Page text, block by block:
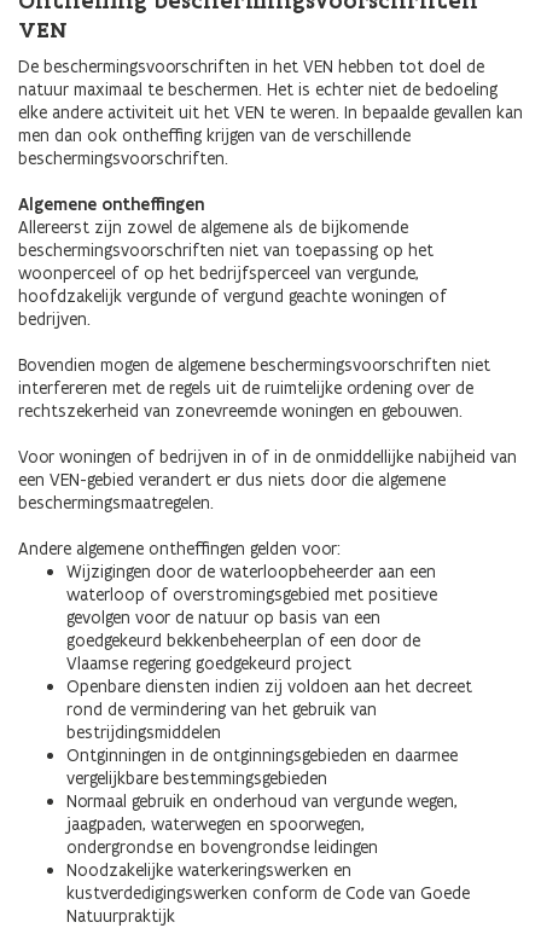
VEN
De beschermingsvoorschriften in het VEN hebben tot doel de
natuur maximaal te beschermen. Het is echter niet de bedoeling
elke andere activiteit uit het VEN te weren. In bepaalde gevallen kan
men dan ook ontheffing krijgen van de verschillende
beschermingsvoorschriften.
Algemene ontheffingen
Allereerst zijn zowel de algemene als de bijkomende
beschermingsvoorschriften niet van toepassing op het
woonperceel of op het bedrijfsperceel van vergunde,
hoofdzakelijk vergunde of vergund geachte woningen of
bedrijven.
Bovendien mogen de algemene beschermingsvoorschriften niet
interfereren met de regels uit de ruimtelijke ordening over de
rechtszekerheid van zonevreemde woningen en gebouwen.
Voor woningen of bedrijven in of in de onmiddellijke nabijheid van
een VEN-gebied verandert er dus niets door die algemene
beschermingsmaatregelen.
Andere algemene ontheffingen gelden voor:
Wijzigingen door de waterloopbeheerder aan een
waterloop of overstromingsgebied met positieve
gevolgen voor de natuur op basis van een
goedgekeurd bekkenbeheerplan of een door de
Vlaamse regering goedgekeurd project
Openbare diensten indien zij voldoen aan het decreet
rond de vermindering van het gebruik van
bestrijdingsmiddelen
Ontginningen in de ontginningsgebieden en daarmee
vergelijkbare bestemmingsgebieden
Normaal gebruik en onderhoud van vergunde wegen,
jaagpaden, waterwegen en spoorwegen,
ondergrondse en bovengrondse leidingen
Noodzakelijke waterkeringswerken en
kustverdedigingswerken conform de Code van Goede
Natuurpraktijk